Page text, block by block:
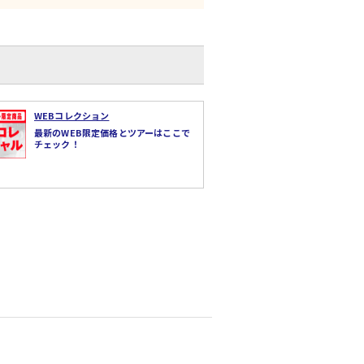
WEBコレクション
最新のWEB限定価格とツアーはここで
チェック！